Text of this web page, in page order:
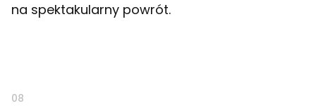
na spektakularny powrót.